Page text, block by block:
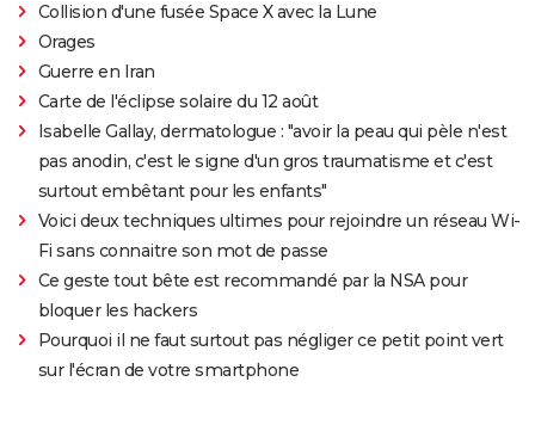
Collision d'une fusée Space X avec la Lune
Orages
Guerre en Iran
Carte de l'éclipse solaire du 12 août
Isabelle Gallay, dermatologue : "avoir la peau qui pèle n'est
pas anodin, c'est le signe d'un gros traumatisme et c'est
surtout embêtant pour les enfants"
Voici deux techniques ultimes pour rejoindre un réseau Wi-
Fi sans connaitre son mot de passe
Ce geste tout bête est recommandé par la NSA pour
bloquer les hackers
Pourquoi il ne faut surtout pas négliger ce petit point vert
sur l'écran de votre smartphone